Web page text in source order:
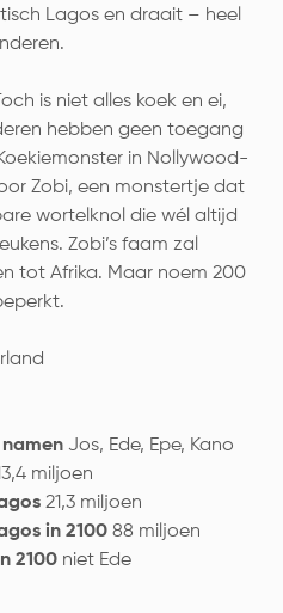
Lagos en draait – heel
is niet alles koek en ei,
hebben geen toegang
in Nollywood-
Zobi, een monstertje dat
wortelknol die wél altijd
Zobi’s faam zal
tot Afrika. Maar noem 200
Jos, Ede, Epe, Kano
miljoen
21,3 miljoen
in 2100 88 miljoen
2100 niet Ede